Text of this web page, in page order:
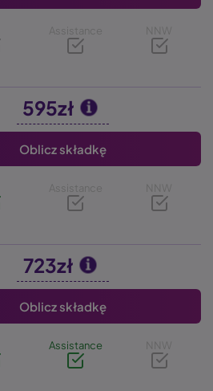
Assistance NNW
595zł
Oblicz składkę
Assistance NNW
723zł
Oblicz składkę
Assistance NNW